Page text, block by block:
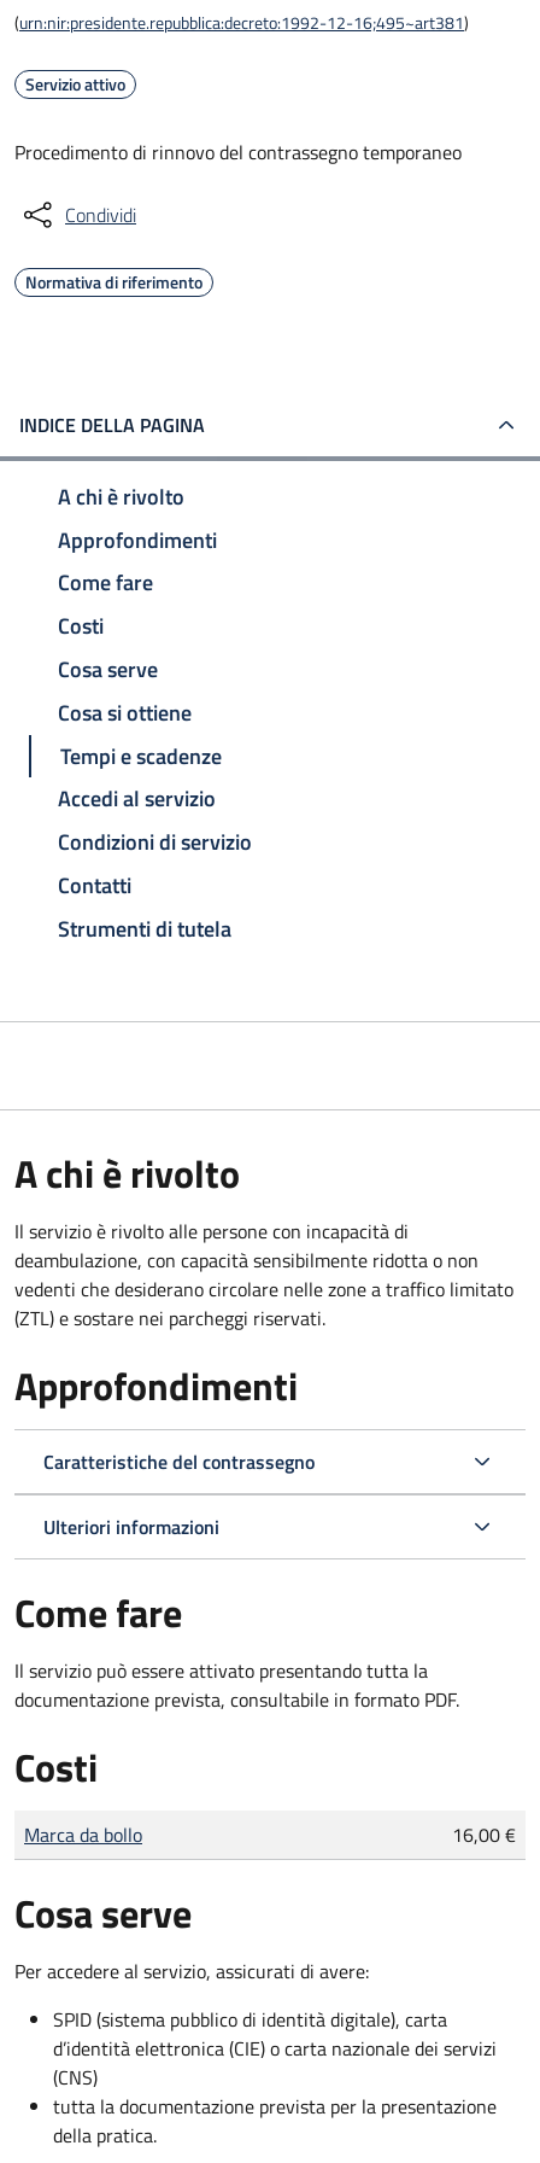
(urn:nir:presidente.repubblica:decreto:1992-12-16;495~art381)
Servizio attivo
Procedimento di rinnovo del contrassegno temporaneo
Condividi
Normativa di riferimento
INDICE DELLA PAGINA
A chi è rivolto
Approfondimenti
Come fare
Costi
Cosa serve
Cosa si ottiene
Tempi e scadenze
Accedi al servizio
Condizioni di servizio
Contatti
Strumenti di tutela
A chi è rivolto
Il servizio è rivolto alle persone con incapacità di
deambulazione, con capacità sensibilmente ridotta o non
vedenti che desiderano circolare nelle zone a traffico limitato
(ZTL) e sostare nei parcheggi riservati.
Approfondimenti
Caratteristiche del contrassegno
Ulteriori informazioni
Come fare
Il servizio può essere attivato presentando tutta la
documentazione prevista, consultabile in formato PDF.
Costi
Tipo di pagamento
Importo
Marca da bollo 16,00 €
Cosa serve
Per accedere al servizio, assicurati di avere:
SPID (sistema pubblico di identità digitale), carta
d’identità elettronica (CIE) o carta nazionale dei servizi
(CNS)
tutta la documentazione prevista per la presentazione
della pratica.